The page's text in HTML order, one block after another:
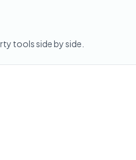
tools side by side.